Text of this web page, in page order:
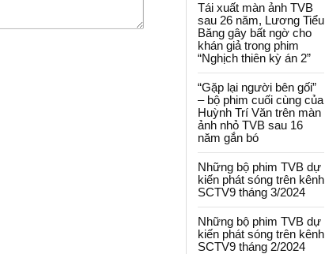
Tái xuất màn ảnh TVB
sau 26 năm, Lương Tiểu
Băng gây bất ngờ cho
khán giả trong phim
“Nghịch thiên kỳ án 2”
“Gặp lại người bên gối”
– bộ phim cuối cùng của
Huỳnh Trí Văn trên màn
ảnh nhỏ TVB sau 16
năm gắn bó
Những bộ phim TVB dự
kiến phát sóng trên kênh
SCTV9 tháng 3/2024
Những bộ phim TVB dự
kiến phát sóng trên kênh
SCTV9 tháng 2/2024